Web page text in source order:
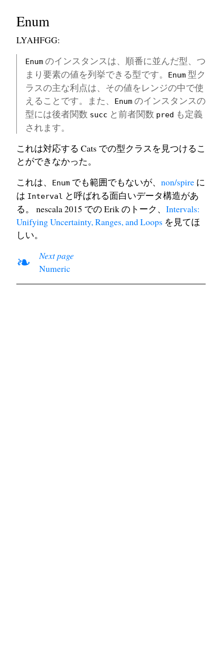
Enum
LYAHFGG:
Enum のインスタンスは、順番に並んだ型、つ
まり要素の値を列挙できる型です。
Enum 型ク
ラスの主な利点は、その値をレンジの中で使
えることです。また、
Enum のインスタンスの
型には後者関数 succ と前者関数 pred も定義
されます。
これは対応する Cats での型クラスを見つけるこ
とができなかった。
これは、
Enumでも範囲でもないが、 non/spireに
は Interval と呼ばれる面白いデータ構造があ
る。 nescala 2015 での Erik のトーク、 Intervals:
Unifying Uncertainty, Ranges, and Loops を見てほ
しい。
❧
Next page
Numeric